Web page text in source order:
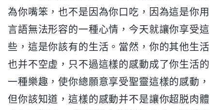
為你嘴笨，也不是因為你口吃，因為這是你用
言語無法形容的一種心情，今天就讓你享受這
些，這是你該有的生活。當然，你的其他生活
也并不空虚，只不過這樣的感動成了你生活的
一種樂趣，使你總願意享受聖靈這樣的感動，
但你該知道，這樣的感動并不是讓你超脱肉體